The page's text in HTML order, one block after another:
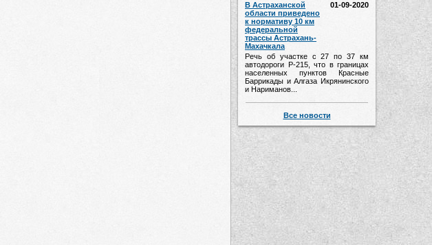
В Астраханской
области приведено
к нормативу 10 км
федеральной
трассы Астрахань-
Махачкала
01-09-2020
Речь об участке с 27 по 37 км
автодороги Р-215, что в границах
населенных пунктов Красные
Баррикады и Алгаза Икрянинского
и Нариманов...
Все новости